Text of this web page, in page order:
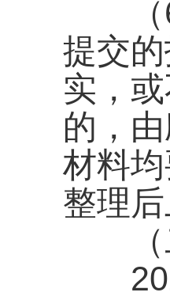
（6
提交
实，
的，
材料
整理后
（二